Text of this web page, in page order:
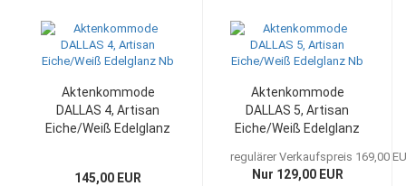
Aktenkommode
DALLAS 4, Artisan
Eiche/Weiß Edelglanz
145,00 EUR
Aktenkommode
DALLAS 5, Artisan
Eiche/Weiß Edelglanz
regulärer Verkaufspreis 169,00
Nur 129,00 EUR